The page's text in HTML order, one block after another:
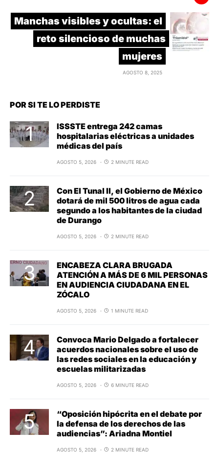
Manchas visibles y ocultas: el
reto silencioso de muchas
mujeres
AGOSTO 8, 2025
POR SI TE LO PERDISTE
ISSSTE entrega 242 camas
hospitalarias eléctricas a unidades
médicas del país
AGOSTO 5, 2026 2 MINUTE READ
Con El Tunal II, el Gobierno de México
dotará de mil 500 litros de agua cada
segundo a los habitantes de la ciudad
de Durango
AGOSTO 5, 2026 2 MINUTE READ
ENCABEZA CLARA BRUGADA
ATENCIÓN A MÁS DE 6 MIL PERSONAS
EN AUDIENCIA CIUDADANA EN EL
ZÓCALO
AGOSTO 5, 2026 1 MINUTE READ
Convoca Mario Delgado a fortalecer
acuerdos nacionales sobre el uso de
las redes sociales en la educación y
escuelas militarizadas
AGOSTO 5, 2026 6 MINUTE READ
“Oposición hipócrita en el debate por
la defensa de los derechos de las
audiencias”: Ariadna Montiel
AGOSTO 5, 2026 2 MINUTE READ